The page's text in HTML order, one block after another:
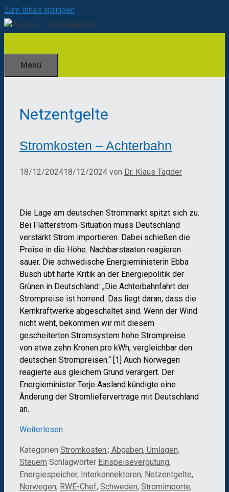
Zum Inhalt springen
Menü
Netzentgelte
Stromkosten – Achterbahn
18/12/202418/12/2024 von Dr. Klaus Tägder
Die Lage am deutschen Strommarkt spitzt sich zu.
Bei Flatterstrom-Situation muss Deutschland
verstärkt Strom importieren. Dabei schießen die
Preise in die Höhe. Nachbarstaaten reagieren
sauer. Die schwedische Energieministerin Ebba
Busch übt harte Kritik an der Energiepolitik der
Grünen in Deutschland: „Die Achterbahnfahrt der
Strompreise ist horrend. Das liegt daran, dass die
Kernkraftwerke abgeschaltet sind. Wenn der Wind
nicht weht, bekommen wir mit diesem
gescheiterten Stromsystem hohe Strompreise
von etwa zehn Kronen pro kWh, vergleichbar den
deutschen Strompreisen.“ [1] Auch Norwegen
reagierte aus gleichem Grund verärgert. Der
Energieminister Terje Aasland kündigte eine
Änderung der Stromlieferverträge mit Deutschland
an.
Weiterlesen
Kategorien Stromkosten:; Abgaben, Umlagen,
Steuern Schlagwörter Einspeisevergütung,
Energiespeicher, Interkonnektoren, Netzentgelte,
Norwegen, RWE-Chef, Schweden, Stromimporte,